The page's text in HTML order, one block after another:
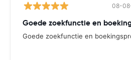
08-
Goede zoekfunctie en